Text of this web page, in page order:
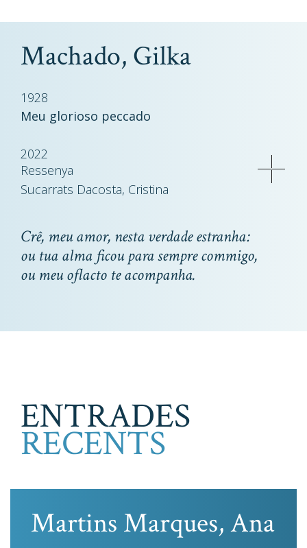
Machado, Gilka
1928
Meu glorioso peccado
2022
Ressenya
Sucarrats Dacosta, Cristina
Crê, meu amor, nesta verdade estranha:
ou tua alma ficou para sempre commigo,
ou meu oflacto te acompanha.
ENTRADES
RECENTS
Martins Marques, Ana